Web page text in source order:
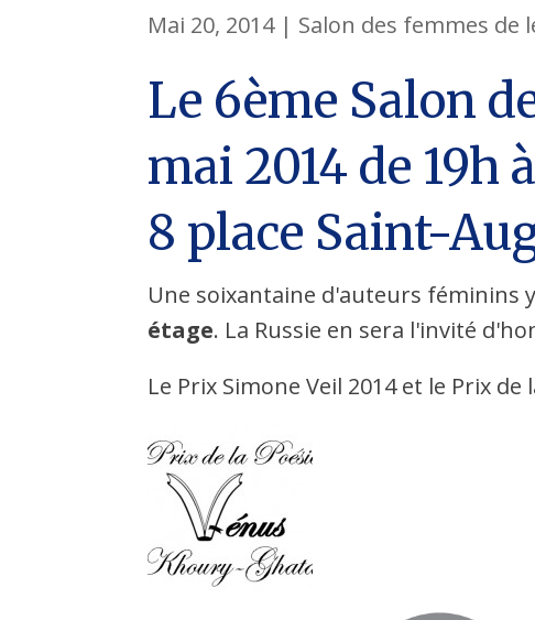
Mai 20, 2014| Salon des femmes de
Le 6ème Salon
mai 2014 de 19h
8 place Saint-
Une soixantaine d'auteurs féminins
étage. La Russie en sera l'invité
Le Prix Simone Veil 2014 et le Prix